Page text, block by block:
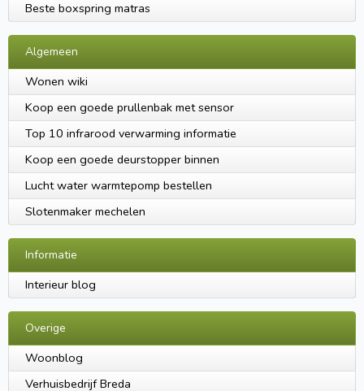
Beste boxspring matras
Algemeen
Wonen wiki
Koop een goede prullenbak met sensor
Top 10 infrarood verwarming informatie
Koop een goede deurstopper binnen
Lucht water warmtepomp bestellen
Slotenmaker mechelen
Informatie
Interieur blog
Overige
Woonblog
Verhuisbedrijf Breda